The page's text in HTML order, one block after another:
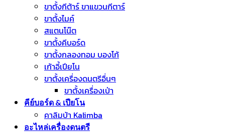
ขาตั้งกีต้าร์ ขาแขวนกีตาร์
ขาตั้งไมค์
สแตนโน๊ต
ขาตั้งคีบอร์ด
ขาตั้งกลองทอม บองโก้
เก้าอี้เปียโน
ขาตั้งเครื่องดนตรีอื่นๆ
ขาตั้งเครื่องเป่า
คีย์บอร์ด & เปียโน
คาลิมบ้า Kalimba
อะไหล่เครื่องดนตรี